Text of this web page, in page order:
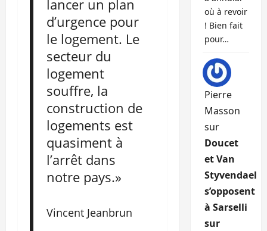
lancer un plan
d’urgence pour
le logement. Le
secteur du
logement
souffre, la
construction de
logements est
quasiment à
l’arrêt dans
notre pays.»
Vincent Jeanbrun
où à revoir
! Bien fait
pour…
Pierre
Masson
sur
Doucet
et Van
Styvendael
s’opposent
à Sarselli
sur